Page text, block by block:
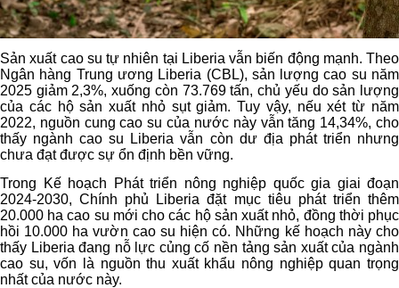
Sản xuất cao su tự nhiên tại Liberia vẫn biến động mạnh. Theo
Ngân hàng Trung ương Liberia (CBL), sản lượng cao su năm
2025 giảm 2,3%, xuống còn 73.769 tấn, chủ yếu do sản lượng
của các hộ sản xuất nhỏ sụt giảm. Tuy vậy, nếu xét từ năm
2022, nguồn cung cao su của nước này vẫn tăng 14,34%, cho
thấy ngành cao su Liberia vẫn còn dư địa phát triển nhưng
chưa đạt được sự ổn định bền vững.
Trong Kế hoạch Phát triển nông nghiệp quốc gia giai đoạn
2024-2030, Chính phủ Liberia đặt mục tiêu phát triển thêm
20.000 ha cao su mới cho các hộ sản xuất nhỏ, đồng thời phục
hồi 10.000 ha vườn cao su hiện có. Những kế hoạch này cho
thấy Liberia đang nỗ lực củng cố nền tảng sản xuất của ngành
cao su, vốn là nguồn thu xuất khẩu nông nghiệp quan trọng
nhất của nước này.